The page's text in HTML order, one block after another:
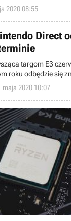
się wydarzenie
2020 08:55
Direct
targom E3
roku odbędzie się
jest
maja 2020 10:07